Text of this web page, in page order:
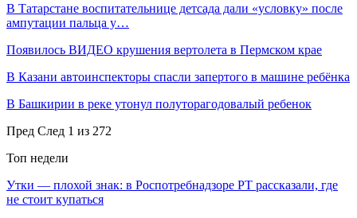
В Татарстане воспитательнице детсада дали «условку» после
ампутации пальца у…
Появилось ВИДЕО крушения вертолета в Пермском крае
В Казани автоинспекторы спасли запертого в машине ребёнка
В Башкирии в реке утонул полуторагодовалый ребенок
Пред След 1 из 272
Топ недели
Утки — плохой знак: в Роспотребнадзоре РТ рассказали, где
не стоит купаться